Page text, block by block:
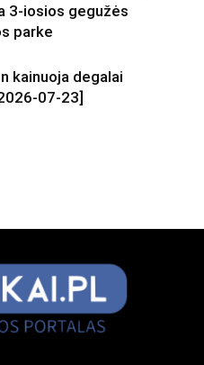
3-iosios gegužės
parke
kainuoja degalai
07-23]